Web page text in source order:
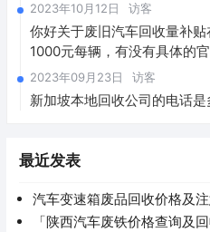
2023年10月12日 访客
你好关于废旧汽车回收量补
1000元每辆，有没有具体的
2023年09月23日 访客
新加坡本地回收公司的电话是
最近发表
汽车变速箱废品回收价格及
「陕西汽车废铁价格查询及